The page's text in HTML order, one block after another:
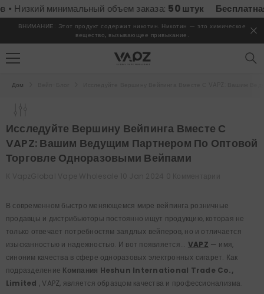
минимальный объем заказа:50 штук Бесплатная
ВНИМАНИЕ: Этот продукт содержит никотин. Никотин — это химическое
вещество, вызывающее привыкание.
Дом
Исследуйте Вершину Вейпинга Вместе С
VAPZ: Вашим Ведущим Партнером По Оптовой
Торговле Одноразовыми Вейпами
В современном быстро меняющемся мире вейпинга розничные
продавцы и дистрибьюторы постоянно ищут продукцию, которая не
только отвечает потребностям заядлых вейперов, но и отличается
изысканностью и надежностью. И вот появляется... VAPZ — имя,
синоним качества в сфере одноразовых электронных сигарет. Как
подразделение Компания Heshun International Trade Co.,
Limited , VAPZ, является образцом качества и профессионализма.